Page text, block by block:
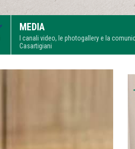
MEDIA
I canali video, le photogallery e la
Casartigiani